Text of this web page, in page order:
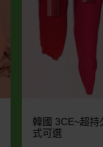
韓國 3CE~超持
式可選